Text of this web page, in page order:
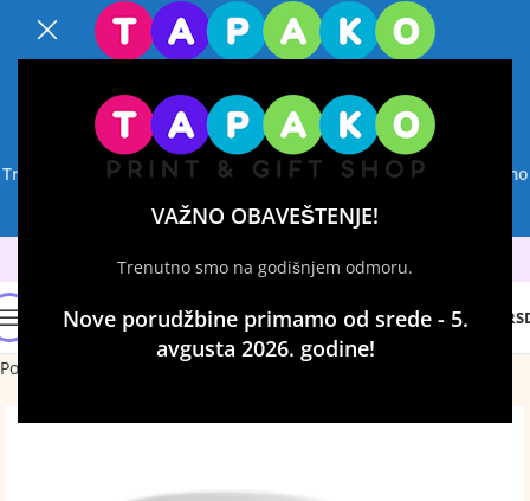
VAŽNO OBAVEŠTENJE!
Trenutno smo na godišnjem odmoru.
Nove porudžbine primamo od srede - 5.
avgusta 2026. godine!
0
Početna Šolje sa štampom
VAŽNO OBAVEŠTENJE!
Trenutno smo na godišnjem odmoru.
Nove porudžbine primamo